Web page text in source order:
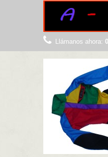
Llámanos ahora: